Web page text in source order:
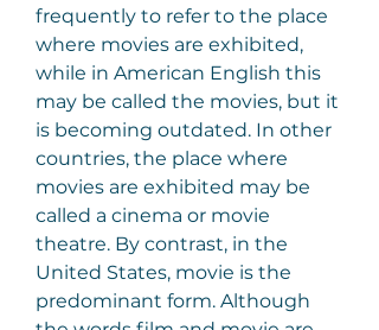
frequently to refer to the place
where movies are exhibited,
while in American English this
may be called the movies, but it
is becoming outdated. In other
countries, the place where
movies are exhibited may be
called a cinema or movie
theatre. By contrast, in the
United States, movie is the
predominant form. Although